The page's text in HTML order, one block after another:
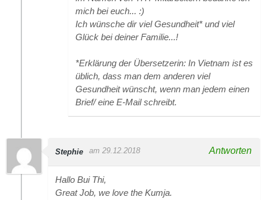
mich bei euch... :)
Ich wünsche dir viel Gesundheit* und viel
Glück bei deiner Familie...!
*Erklärung der Übersetzerin: In Vietnam ist es
üblich, dass man dem anderen viel
Gesundheit wünscht, wenn man jedem einen
Brief/ eine E-Mail schreibt.
Stephie am 29.12.2018 Antworten
Hallo Bui Thi,
Great Job, we love the Kumja.